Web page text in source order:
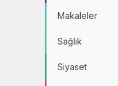
Makaleler
Sağlık
Siyaset